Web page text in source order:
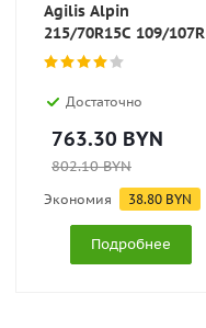
Agilis Alpin
215/70R15C 109/107R
Достаточно
763.30 BYN
802.10BYN
Экономия 38.80 BYN
Подробнее